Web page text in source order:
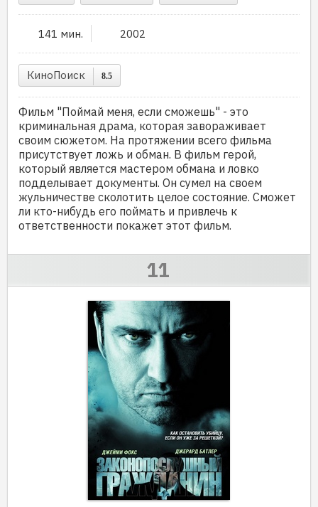
141 мин. 2002
КиноПоиск 8.5
Фильм "Поймай меня, если сможешь" - это
криминальная драма, которая завораживает
своим сюжетом. На протяжении всего фильма
присутствует ложь и обман. В фильм герой,
который является мастером обмана и ловко
подделывает документы. Он сумел на своем
жульничестве сколотить целое состояние. Сможет
ли кто-нибудь его поймать и привлечь к
ответственности покажет этот фильм.